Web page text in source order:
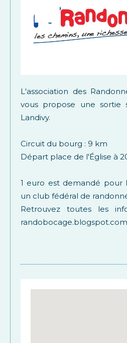
L'association des
vous propose une sortie
Landivy.
Circuit du bourg : 9 km
Départ place de l'Église à
1 euro est demandé pour
un club fédéral de
Retrouvez toutes les
randobocage.blogspot.com